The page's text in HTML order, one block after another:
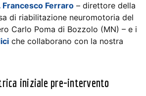
Francesco Ferraro – direttore della
di riabilitazione neuromotoria del
Carlo Poma di Bozzolo (MN) – e i
che collaborano con la nostra
iniziale pre-intervento